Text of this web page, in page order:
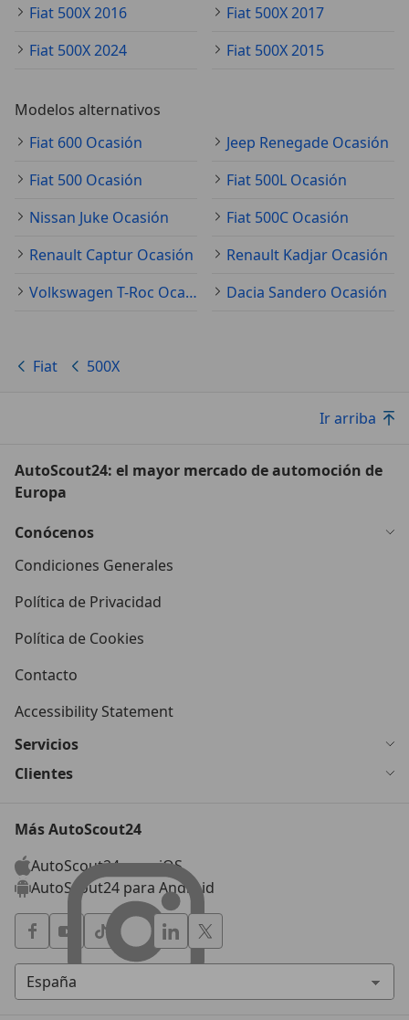
Fiat 500X 2016
Fiat 500X 2017
Fiat 500X 2024
Fiat 500X 2015
Modelos alternativos
Fiat 600 Ocasión
Jeep Renegade Ocasión
Fiat 500 Ocasión
Fiat 500L Ocasión
Nissan Juke Ocasión
Fiat 500C Ocasión
Renault Captur Ocasión
Renault Kadjar Ocasión
Volkswagen T-Roc Ocasión
Dacia Sandero Ocasión
Fiat 500X
Ir arriba
AutoScout24: el mayor mercado de automoción de
Europa
Conócenos
Condiciones Generales
Política de Privacidad
Política de Cookies
Contacto
Accessibility Statement
Servicios
Clientes
Más AutoScout24
AutoScout24 para iOS
AutoScout24 para Android